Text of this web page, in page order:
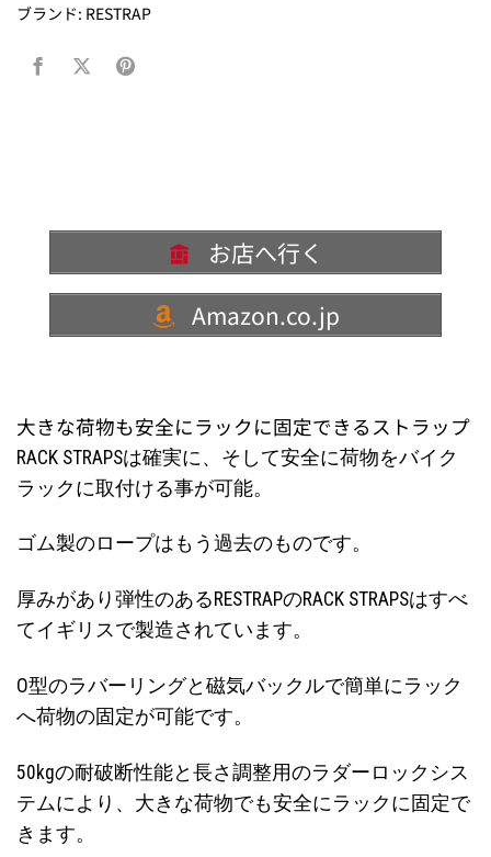
ブランド: RESTRAP
お店へ行く
Amazon.co.jp
大きな荷物も安全にラックに固定できるストラップ
RACK STRAPSは確実に、そして安全に荷物をバイク
ラックに取付ける事が可能。
ゴム製のロープはもう過去のものです。
厚みがあり弾性のあるRESTRAPのRACK STRAPSはすべ
てイギリスで製造されています。
O型のラバーリングと磁気バックルで簡単にラック
へ荷物の固定が可能です。
50kgの耐破断性能と長さ調整用のラダーロックシス
テムにより、大きな荷物でも安全にラックに固定で
きます。